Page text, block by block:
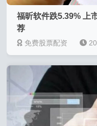
福昕软件跌5.39% 上
荐
免费股票配资